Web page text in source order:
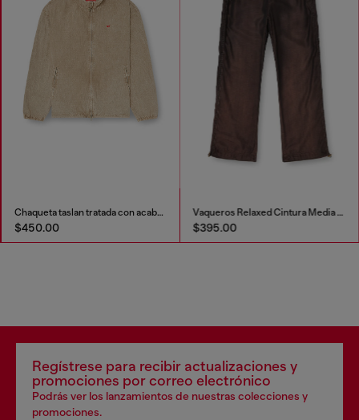
Chaqueta taslan tratada con acabado especial
$450.00
Vaqueros Relaxed Cintura Media D-Roder
$395.00
Regístrese para recibir actualizaciones y
promociones por correo electrónico
Podrás ver los lanzamientos de nuestras colecciones y
promociones.